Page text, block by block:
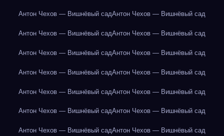
Антон Чехов — Вишнёвый садАнтон Чехов — Вишнёвый сад
Антон Чехов — Вишнёвый садАнтон Чехов — Вишнёвый сад
Антон Чехов — Вишнёвый садАнтон Чехов — Вишнёвый сад
Антон Чехов — Вишнёвый садАнтон Чехов — Вишнёвый сад
Антон Чехов — Вишнёвый садАнтон Чехов — Вишнёвый сад
Антон Чехов — Вишнёвый садАнтон Чехов — Вишнёвый сад
Антон Чехов — Вишнёвый садАнтон Чехов — Вишнёвый сад